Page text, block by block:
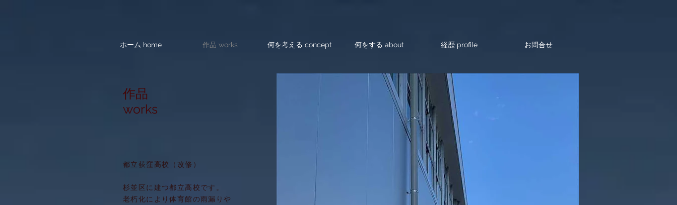
ホーム home 作品 works 何を考える concept 何をする about 経歴 profile お問合せ
​作品
works
都立荻窪高校（改修）
杉並区に建つ都立高校です。
老朽化により体育館の雨漏りや